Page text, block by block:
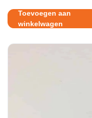
was:
€4.95.
is:
€2.45.
Toevoegen aan
winkelwagen